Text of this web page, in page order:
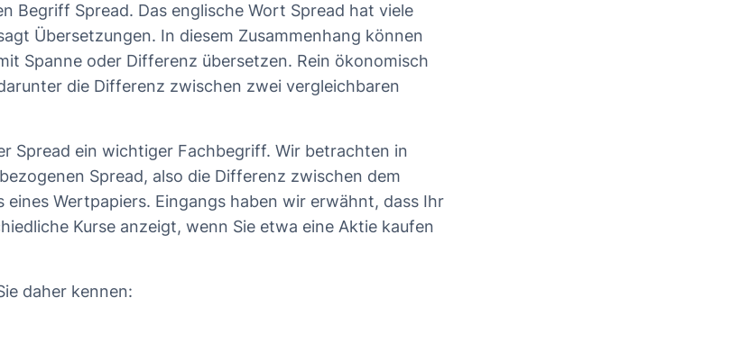
Begriff Spread. Das englische Wort Spread hat viele
Übersetzungen. In diesem Zusammenhang können
Spanne oder Differenz übersetzen. Rein ökonomisch
die Differenz zwischen zwei vergleichbaren
Spread ein wichtiger Fachbegriff. Wir betrachten in
Spread, also die Differenz zwischen dem
eines Wertpapiers. Eingangs haben wir erwähnt, dass Ihr
Kurse anzeigt, wenn Sie etwa eine Aktie kaufen
daher kennen: